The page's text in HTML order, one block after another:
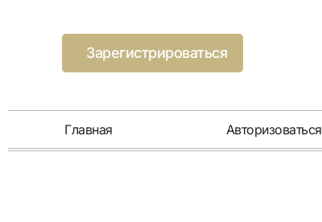
Зарегистрироваться
Главная Авторизоваться